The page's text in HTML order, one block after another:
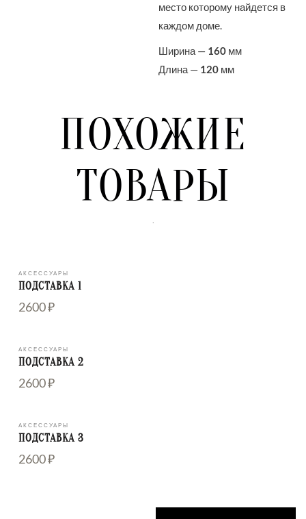
место которому найдется в
каждом доме.
Ширина — 160 мм
Длина — 120 мм
ПОХОЖИЕ
ТОВАРЫ
АКСЕССУАРЫ
ПОДСТАВКА 1
2600 ₽
АКСЕССУАРЫ
ПОДСТАВКА 2
2600 ₽
АКСЕССУАРЫ
ПОДСТАВКА 3
2600 ₽